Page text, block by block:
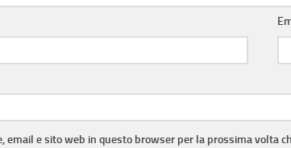
email e sito web in questo browser per la prossima volta